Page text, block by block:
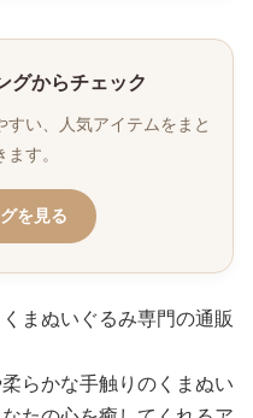
グからチェック
い、人気アイテムをまと
す。
を見る
まぬいぐるみ専門の通販
らかな手触りのくまぬい